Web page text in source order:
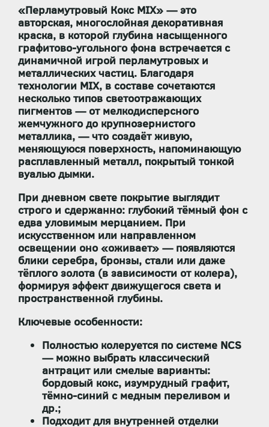
«Перламутровый Кокс MIX» — это
авторская, многослойная декоративная
краска, в которой глубина насыщенного
графитово-угольного фона встречается с
динамичной игрой перламутровых и
металлических частиц. Благодаря
технологии MIX, в составе сочетаются
несколько типов светоотражающих
пигментов — от мелкодисперсного
жемчужного до крупнозернистого
металлика, — что создаётживую,
меняющуюся поверхность, напоминающую
расплавленный металл, покрытый тонкой
вуалью дымки.
При дневном свете покрытие выглядит
строго и сдержанно: глубокий тёмный фон с
едва уловимым мерцанием. При
искусственном или направленном
освещении оно «оживает» — появляются
блики серебра, бронзы, стали или даже
тёплого золота (в зависимости от колера),
формируя эффектдвижущегося света и
пространственной глубины.
Ключевые особенности:
Полностью колеруется по системе NCS
— можно выбрать классический
антрацит или смелые варианты:
бордовый кокс, изумрудный графит,
тёмно-синий с медным переливом и
др.;
Подходит для внутренней отделки